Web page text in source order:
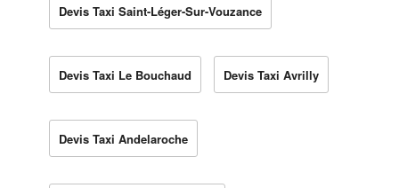
Devis Taxi Saint-Léger-Sur-Vouzance
Devis Taxi Le Bouchaud Devis Taxi Avrilly
Devis Taxi Andelaroche